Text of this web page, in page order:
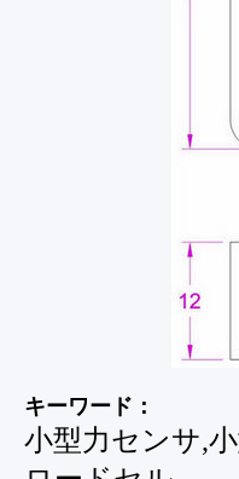
キーワード：
小型力センサ,